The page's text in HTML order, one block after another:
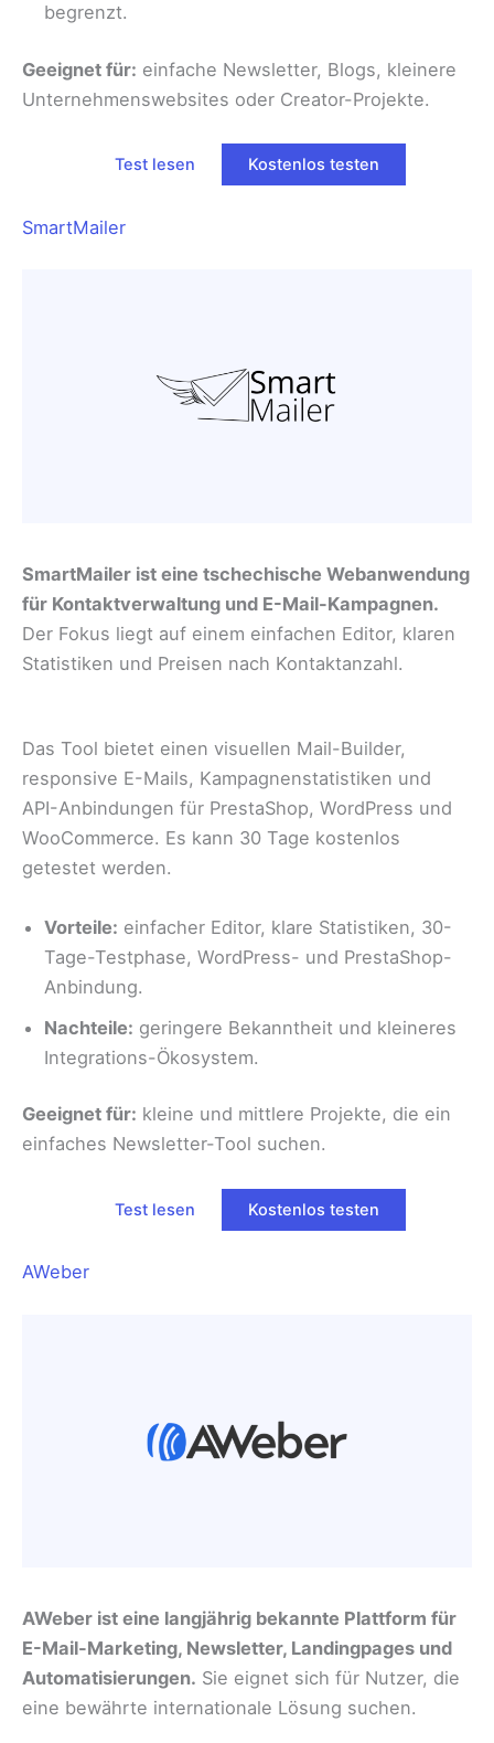
begrenzt.
Geeignet für: einfache Newsletter, Blogs, kleinere
Unternehmenswebsites oder Creator-Projekte.
Test lesen Kostenlos testen
SmartMailer
SmartMailer ist eine tschechische Webanwendung
für Kontaktverwaltung und E-Mail-Kampagnen.
Der Fokus liegt auf einem einfachen Editor, klaren
Statistiken und Preisen nach Kontaktanzahl.
Das Tool bietet einen visuellen Mail-Builder,
responsive E-Mails, Kampagnenstatistiken und
API-Anbindungen für PrestaShop, WordPress und
WooCommerce. Es kann 30 Tage kostenlos
getestet werden.
Vorteile: einfacher Editor, klare Statistiken, 30-
Tage-Testphase, WordPress- und PrestaShop-
Anbindung.
Nachteile: geringere Bekanntheit und kleineres
Integrations-Ökosystem.
Geeignet für: kleine und mittlere Projekte, die ein
einfaches Newsletter-Tool suchen.
Test lesen Kostenlos testen
AWeber
AWeber ist eine langjährig bekannte Plattform für
E-Mail-Marketing, Newsletter, Landingpages und
Automatisierungen. Sie eignet sich für Nutzer, die
eine bewährte internationale Lösung suchen.